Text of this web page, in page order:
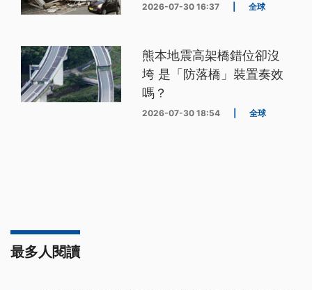
2026-07-30 16:37 全球
熊本地震高架橋錯位卻沒
垮 是「防落橋」裝置奏效
嗎？
2026-07-30 18:54 全球
最多人閱讀